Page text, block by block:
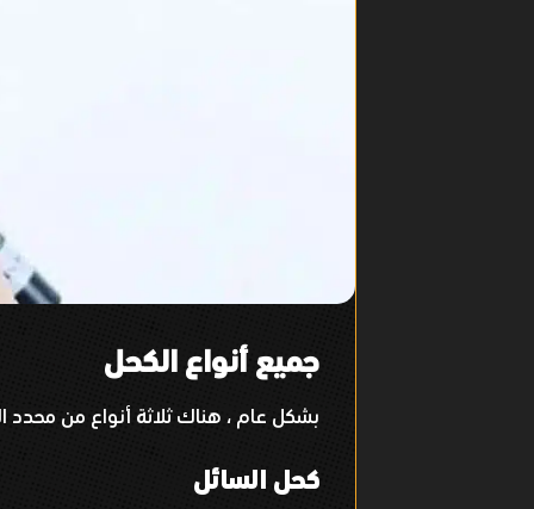
جميع أنواع الكحل
بشكل عام ، هناك ثلاثة أنواع من محدد
كحل السائل